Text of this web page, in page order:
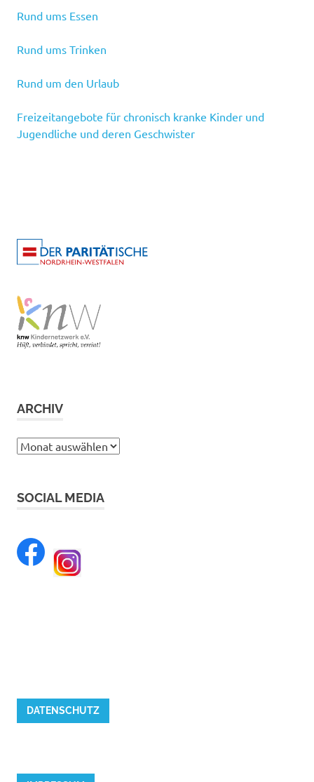
Rund ums Essen
Rund ums Trinken
Rund um den Urlaub
Freizeitangebote für chronisch kranke Kinder und
Jugendliche und deren Geschwister
ARCHIV
Archiv
SOCIAL MEDIA
DATENSCHUTZ